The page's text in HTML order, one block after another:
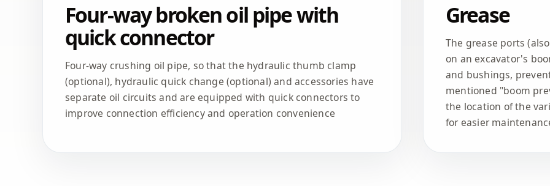
Four-way broken oil pipe with
quick connector
Four-way crushing oil pipe, so that the hydraulic thumb clamp
(optional), hydraulic quick change (optional) and accessories have
separate oil circuits and are equipped with quick connectors to
improve connection efficiency and operation convenience
Grease
The grease ports
on an excavator's
and bushings,
mentioned "boom
the location of the
for easier